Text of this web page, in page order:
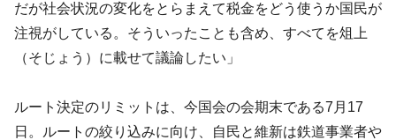
だが社会状況の変化をとらまえて税金をどう使うか国民が
注視がしている。そういったことも含め、すべてを俎上
（そじょう）に載せて議論したい」
ルート決定のリミットは、今国会の会期末である7月17
日。ルートの絞り込みに向け、自民と維新は鉄道事業者や